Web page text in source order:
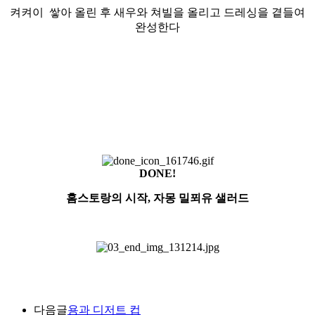
켜켜이 쌓아 올린 후 새우와 쳐빌을 올리고 드레싱을 곁들여
완성한다
DONE!
홈스토랑의 시작, 자몽 밀푀유 샐러드
다음글용과 디저트 컵